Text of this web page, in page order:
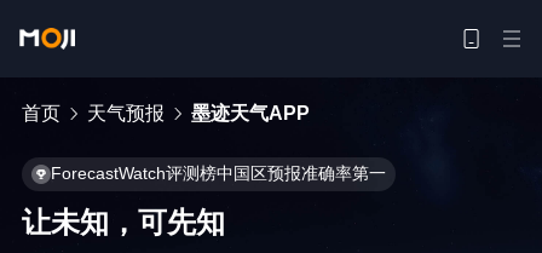
首页 天气预报 墨迹天气APP
ForecastWatch评测榜中国区预报准确率第一
让未知，可先知